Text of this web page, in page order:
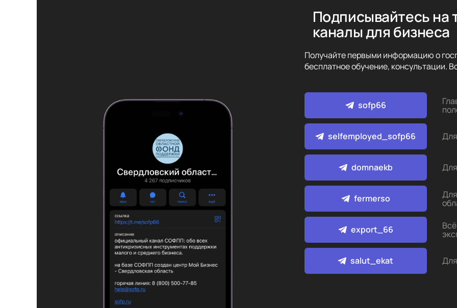
Подписывайтесь на
каналы для бизнеса
Получайте первыми информацию о
бесплатное обучение, консультации.
sofp66
selfemployed_sofp66
domnaekb
fermerso
export_66
salut_ekat